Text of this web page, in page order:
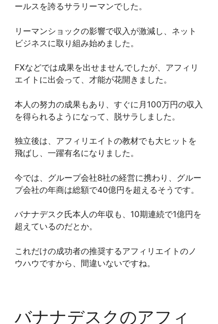
ールスを誇るサラリーマンでした。
リーマンショックの影響で収入が激減し、ネット
ビジネスに取り組み始めました。
FXなどでは成果を出せませんでしたが、アフィリ
エイトに出会って、才能が花開きました。
本人の努力の成果もあり、すぐに月100万円の収入
を得られるようになって、脱サラしました。
独立後は、アフィリエイトの教材でも大ヒットを
飛ばし、一躍有名になりました。
今では、グループ会社8社の経営に携わり、グルー
プ会社の年商は総額で40億円を超えるそうです。
バナナデスク氏本人の年収も、10期連続で1億円を
超えているのだとか。
これだけの成功者の推奨するアフィリエイトのノ
ウハウですから、間違いないですね。
バナナデスクのアフィ